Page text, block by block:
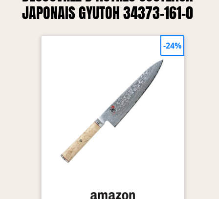
JAPONAIS GYUTOH 34373-161-0
-24%